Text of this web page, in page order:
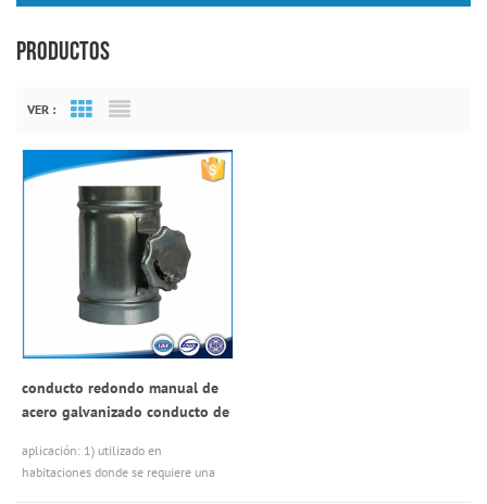
PRODUCTOS
VER : Grid View
conducto redondo manual de
acero galvanizado conducto de
aplicación: 1) utilizado en
habitaciones donde se requiere una